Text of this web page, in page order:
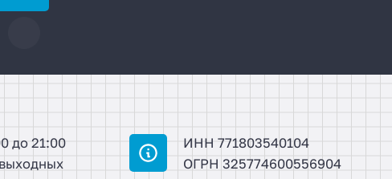
до 21:00
ИНН 771803540104
ОГРН 325774600556904